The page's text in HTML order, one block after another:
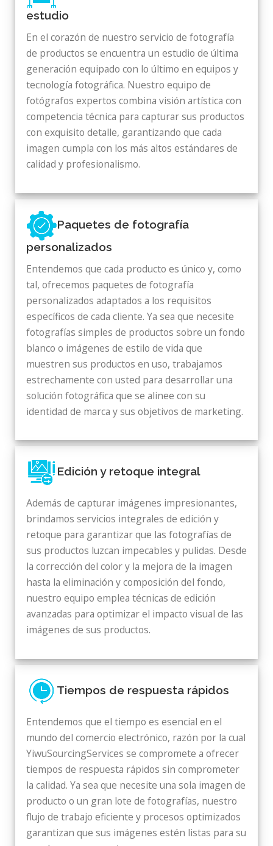
estudio
En el corazón de nuestro servicio de fotografía
de productos se encuentra un estudio de última
generación equipado con lo último en equipos y
tecnología fotográfica. Nuestro equipo de
fotógrafos expertos combina visión artística con
competencia técnica para capturar sus productos
con exquisito detalle, garantizando que cada
imagen cumpla con los más altos estándares de
calidad y profesionalismo.
Paquetes de fotografía
personalizados
Entendemos que cada producto es único y, como
tal, ofrecemos paquetes de fotografía
personalizados adaptados a los requisitos
específicos de cada cliente. Ya sea que necesite
fotografías simples de productos sobre un fondo
blanco o imágenes de estilo de vida que
muestren sus productos en uso, trabajamos
estrechamente con usted para desarrollar una
solución fotográfica que se alinee con su
identidad de marca y sus objetivos de marketing.
Edición y retoque integral
Además de capturar imágenes impresionantes,
brindamos servicios integrales de edición y
retoque para garantizar que las fotografías de
sus productos luzcan impecables y pulidas. Desde
la corrección del color y la mejora de la imagen
hasta la eliminación y composición del fondo,
nuestro equipo emplea técnicas de edición
avanzadas para optimizar el impacto visual de las
imágenes de sus productos.
Tiempos de respuesta rápidos
Entendemos que el tiempo es esencial en el
mundo del comercio electrónico, razón por la cual
YiwuSourcingServices se compromete a ofrecer
tiempos de respuesta rápidos sin comprometer
la calidad. Ya sea que necesite una sola imagen de
producto o un gran lote de fotografías, nuestro
flujo de trabajo eficiente y procesos optimizados
garantizan que sus imágenes estén listas para su